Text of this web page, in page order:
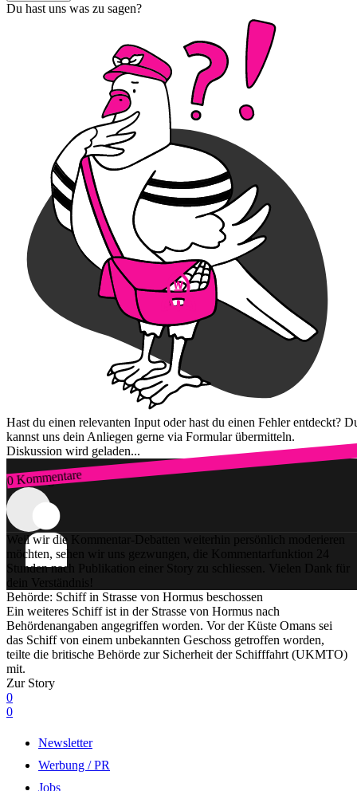
Du hast uns was zu sagen?
Hast du einen relevanten Input oder hast du einen Fehler entdeckt?
kannst uns dein Anliegen gerne via Formular übermitteln.
Diskussion wird geladen...
0 Kommentare
Zum Login
Weil wir die Kommentar-Debatten weiterhin persönlich moderieren
möchten, sehen wir uns gezwungen, die Kommentarfunktion 24
Stunden nach Publikation einer Story zu schliessen. Vielen Dank für
dein Verständnis!
Behörde: Schiff in Strasse von Hormus beschossen
Ein weiteres Schiff ist in der Strasse von Hormus nach
Behördenangaben angegriffen worden. Vor der Küste Omans sei
das Schiff von einem unbekannten Geschoss getroffen worden,
teilte die britische Behörde zur Sicherheit der Schifffahrt (UKMTO)
mit.
Zur Story
0
0
Newsletter
Werbung / PR
Jobs